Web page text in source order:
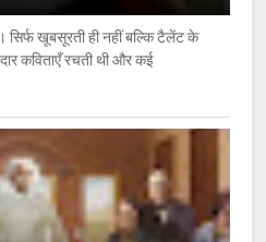
खूबसूरती ही नहीं बल्कि टैलेंट के
कविताएँ रचती थी और कई